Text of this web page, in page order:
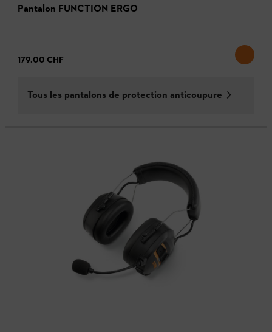
Pantalon FUNCTION ERGO
179.00 CHF
Tous les pantalons de protection anticoupure